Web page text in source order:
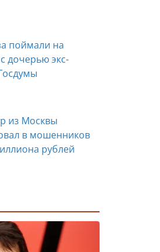
поймали на
дочерью экс-
из Москвы
в мошенников
рублей
мэр Кургана Елена
в её кабинете